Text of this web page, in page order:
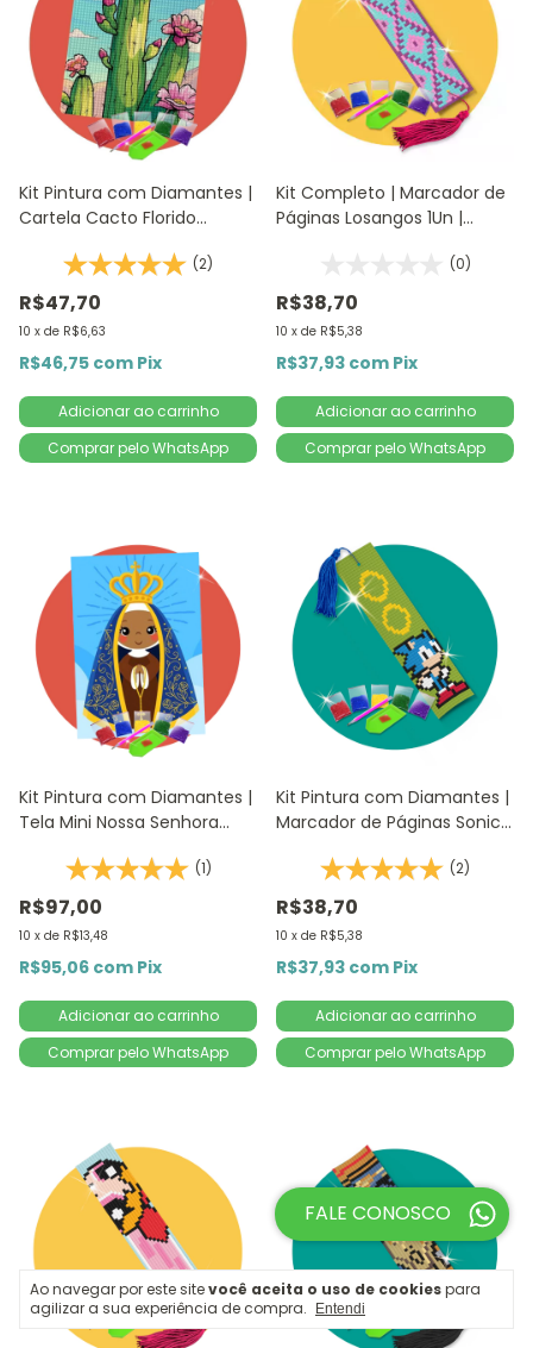
Ao navegar por este sitevocê aceita o uso de cookiespara
agilizar a sua experiência de compra.
Entendi
Kit Pintura com Diamantes |
Cartela Cacto Florido
Redondo | Diamond Painting
5D D
(2)
R$47,70
10 x de R$6,63
R$46,75 com Pix
Comprar pelo WhatsApp
Kit Completo | Marcador de
Páginas Losangos 1Un |
Redondo | Diamond Painting
5D DIY
(0)
R$38,70
10 x de R$5,38
R$37,93 com Pix
Comprar pelo WhatsApp
Kit Pintura com Diamantes |
Tela Mini Nossa Senhora
Redondo | Diamond Painting
5D DIY
(1)
R$97,00
10 x de R$13,48
R$95,06 com Pix
Comprar pelo WhatsApp
Kit Pintura com Diamantes |
Marcador de Páginas Sonic
Diamond Painting DIY(2)
R$38,70
10 x de R$5,38
R$37,93 com Pix
Comprar pelo WhatsApp
FALE CONOSCO